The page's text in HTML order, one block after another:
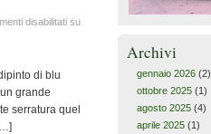
disabilitati su
di blu
grande
serratura quel
Archivi
gennaio 2026(2)
ottobre 2025(1)
agosto 2025(4)
aprile 2025(1)